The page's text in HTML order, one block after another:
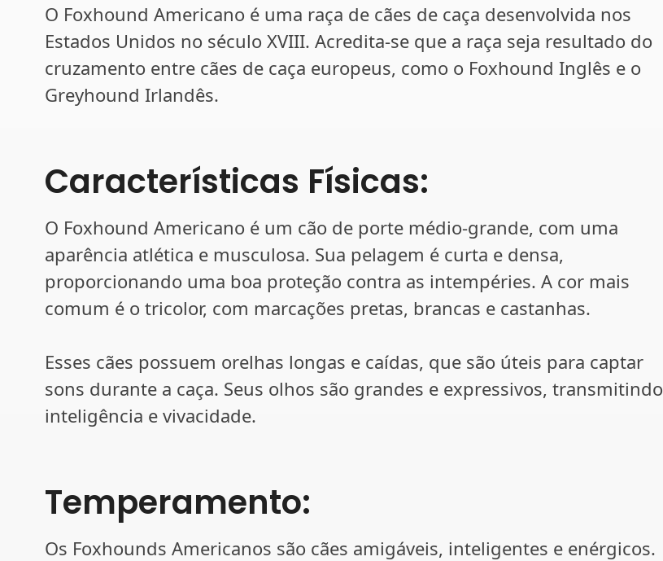
O Foxhound Americano é uma raça de cães de caça desenvolvida nos
Estados Unidos no século XVIII. Acredita-se que a raça seja resultado do
cruzamento entre cães de caça europeus, como o Foxhound Inglês e o
Greyhound Irlandês.
Características Físicas:
O Foxhound Americano é um cão de porte médio-grande, com uma
aparência atlética e musculosa. Sua pelagem é curta e densa,
proporcionando uma boa proteção contra as intempéries. A cor mais
comum é o tricolor, com marcações pretas, brancas e castanhas.
Esses cães possuem orelhas longas e caídas, que são úteis para captar
sons durante a caça. Seus olhos são grandes e expressivos, transmitindo
inteligência e vivacidade.
Temperamento:
Os Foxhounds Americanos são cães amigáveis, inteligentes e enérgicos.